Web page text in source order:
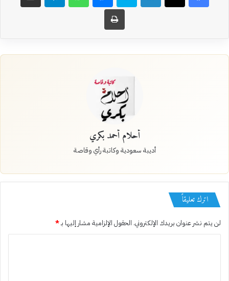
طباعة
أحلام أحمد بكري
أديبة سعودية وكاتبة رأي وقاصة
اترك تعليقاً
لن يتم نشر عنوان بريدك الإلكتروني. الحقول الإلزامية مشار إليها بـ*